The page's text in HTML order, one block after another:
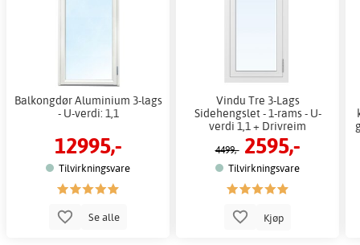
Balkongdør Aluminium 3-lags
- U-verdi: 1,1
12995,-
Tilvirkningsvare
Se alle
Vindu Tre 3-Lags
Sidehengslet - 1-rams - U-
verdi 1,1 + Drivreim
4499,- 2595,-
Tilvirkningsvare
Kjøp